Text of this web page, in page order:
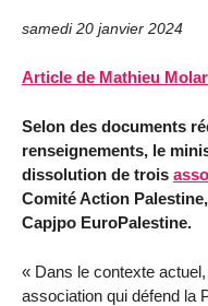
samedi 20 janvier 2024
Article de Mathieu
Selon des documents
renseignements, le
dissolution de trois
Comité Action
Capjpo EuroPalestine.
« Dans le contexte
association qui défend la